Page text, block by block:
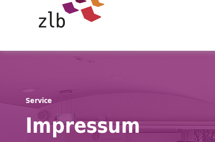
Impressum
Service
Impressum